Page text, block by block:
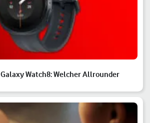
Watch8: Welcher Allrounder